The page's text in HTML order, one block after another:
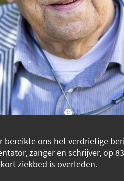
bereikte ons het verdrietige
zanger en schrijver, op
ziekbed is overleden.